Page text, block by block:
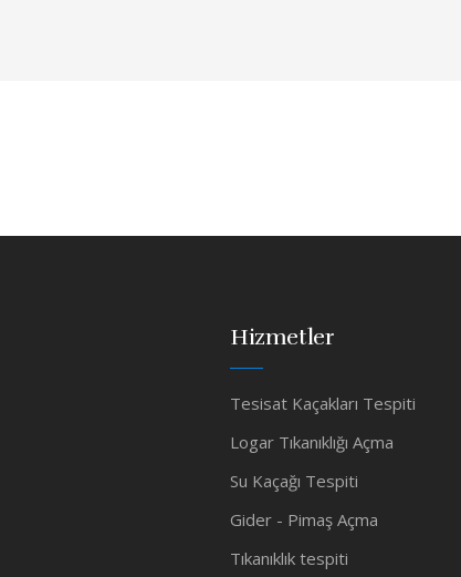
Hizmetler
Tesisat Kaçakları Tespiti
Logar Tıkanıklığı Açma
Su Kaçağı Tespiti
Gider - Pimaş Açma
Tıkanıklık tespiti